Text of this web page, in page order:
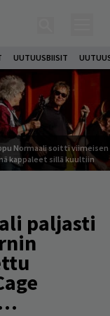
UUTUUSBIISIT
Normaali soitti viimeisen
kappaleet sillä kuultiin
paljasti